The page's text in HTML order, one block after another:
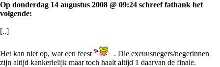
Op donderdag 14 augustus 2008 @ 09:24 schreef fathank het
volgende:
[..]
Het kan niet op, wat een feest
. Die excuusnegers/negerinnen
zijn altijd kankerlelijk maar toch haalt altijd 1 daarvan de finale.